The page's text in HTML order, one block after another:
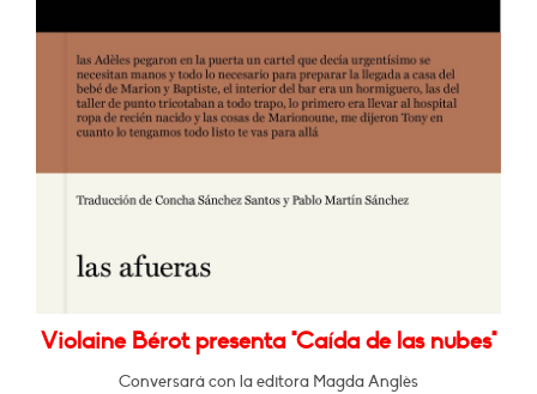
Violaine Bérot presenta "Caída de las nubes"
Conversará con la editora Magda Anglès